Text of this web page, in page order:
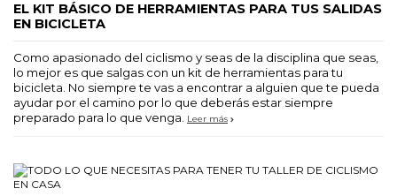
EL KIT BÁSICO DE HERRAMIENTAS PARA TUS SALIDAS
EN BICICLETA
Como apasionado del ciclismo y seas de la disciplina que seas,
lo mejor es que salgas con un kit de herramientas para tu
bicicleta. No siempre te vas a encontrar a alguien que te pueda
ayudar por el camino por lo que deberás estar siempre
preparado para lo que venga.
Leer más